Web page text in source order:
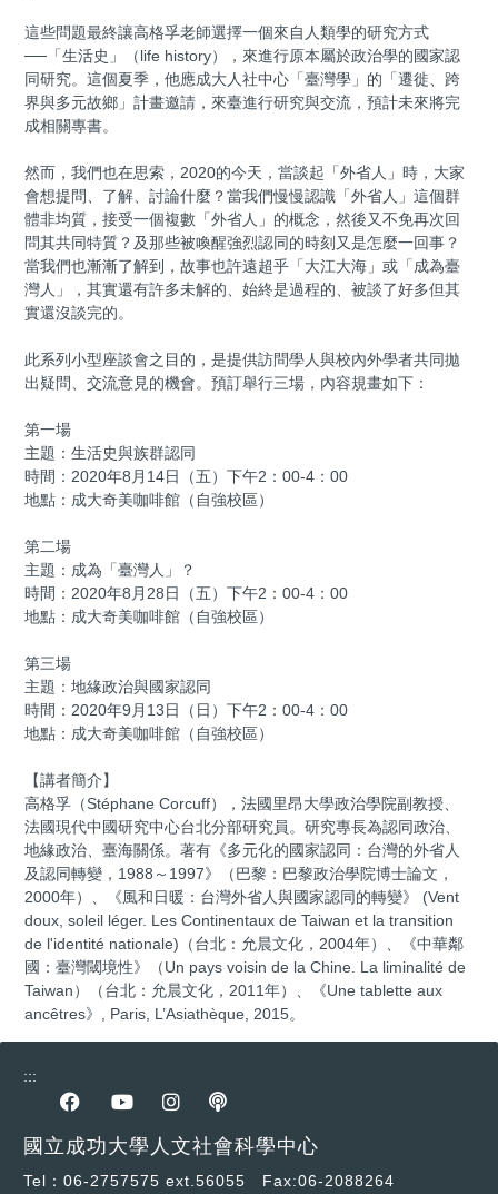
這些問題最終讓高格孚老師選擇一個來自人類學的研究方式
──「生活史」（life history），來進行原本屬於政治學的國家認
同研究。這個夏季，他應成大人社中心「臺灣學」的「遷徙、跨
界與多元故鄉」計畫邀請，來臺進行研究與交流，預計未來將完
成相關專書。
然而，我們也在思索，2020的今天，當談起「外省人」時，大家
會想提問、了解、討論什麼？當我們慢慢認識「外省人」這個群
體非均質，接受一個複數「外省人」的概念，然後又不免再次回
問其共同特質？及那些被喚醒強烈認同的時刻又是怎麼一回事？
當我們也漸漸了解到，故事也許遠超乎「大江大海」或「成為臺
灣人」，其實還有許多未解的、始終是過程的、被談了好多但其
實還沒談完的。
此系列小型座談會之目的，是提供訪問學人與校內外學者共同拋
出疑問、交流意見的機會。預訂舉行三場，內容規畫如下：
第一場
主題：生活史與族群認同
時間：2020年8月14日（五）下午2：00-4：00
地點：成大奇美咖啡館（自強校區）
第二場
主題：成為「臺灣人」？
時間：2020年8月28日（五）下午2：00-4：00
地點：成大奇美咖啡館（自強校區）
第三場
主題：地緣政治與國家認同
時間：2020年9月13日（日）下午2：00-4：00
地點：成大奇美咖啡館（自強校區）
【講者簡介】
高格孚（Stéphane Corcuff），法國里昂大學政治學院副教授、
法國現代中國研究中心台北分部研究員。研究專長為認同政治、
地緣政治、臺海關係。著有《多元化的國家認同：台灣的外省人
及認同轉變，1988～1997》（巴黎：巴黎政治學院博士論文，
2000年）、《風和日暖：台灣外省人與國家認同的轉變》 (Vent
doux, soleil léger. Les Continentaux de Taiwan et la transition
de l'identité nationale)（台北：允晨文化，2004年）、《中華鄰
國：臺灣閾境性》（Un pays voisin de la Chine. La liminalité de
Taiwan）（台北：允晨文化，2011年）、《Une tablette aux
ancêtres》, Paris, L’Asiathèque, 2015。
:::
前往Facebook專區
前往youtube專區
前往instagram專區
前往podcast專區
國立成功大學人文社會科學中心
Tel：06-2757575 ext.56055 Fax:06-2088264